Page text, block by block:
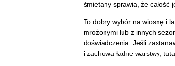
śmietany sprawia, że całość
To dobry wybór na wiosnę i
mrożonymi lub z innych
doświadczenia. Jeśli
i zachowa ładne warstwy,